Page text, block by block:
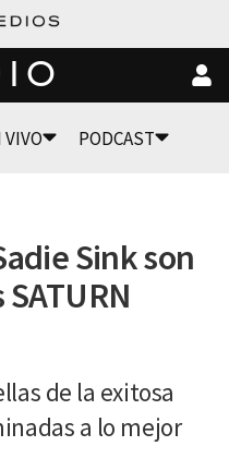
PODCAST
Sink son
de la exitosa
a lo mejor